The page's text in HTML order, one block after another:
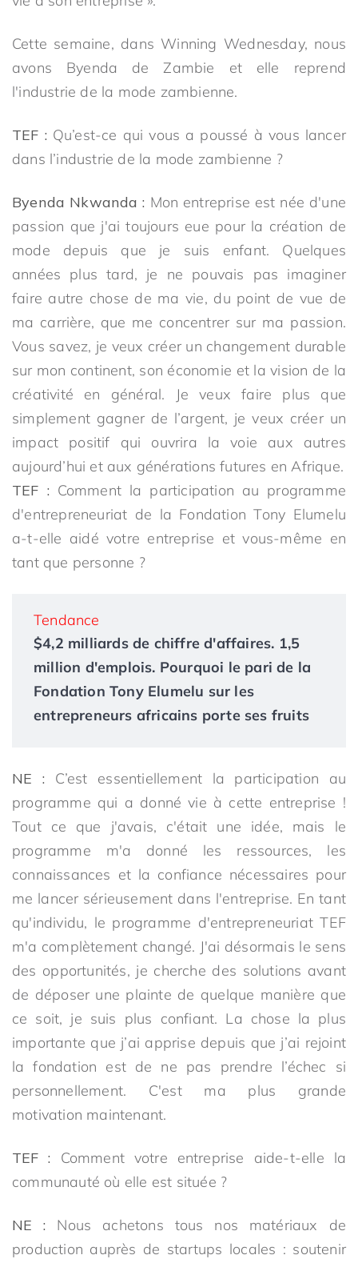
Cette semaine, dans Winning Wednesday, nous
avons Byenda de Zambie et elle reprend
l'industrie de la mode zambienne.
TEF :Qu’est-ce qui vous a poussé à vous lancer
dans l’industrie de la mode zambienne ?
Byenda Nkwanda : Mon entreprise est née d'une
passion que j'ai toujours eue pour la création de
mode depuis que je suis enfant. Quelques
années plus tard, je ne pouvais pas imaginer
faire autre chose de ma vie, du point de vue de
ma carrière, que me concentrer sur ma passion.
Vous savez, je veux créer un changement durable
sur mon continent, son économie et la vision de la
créativité en général. Je veux faire plus que
simplement gagner de l’argent, je veux créer un
impact positif qui ouvrira la voie aux autres
aujourd’hui et aux générations futures en Afrique.
TEF : Comment la participation au programme
d'entrepreneuriat de la Fondation Tony Elumelu
a-t-elle aidé votre entreprise et vous-même en
tant que personne ?
Tendance
$4,2 milliards de chiffre d'affaires. 1,5
million d'emplois. Pourquoi le pari de la
Fondation Tony Elumelu sur les
entrepreneurs africains porte ses fruits
NE : C’est essentiellement la participation au
programme qui a donné vie à cette entreprise !
Tout ce que j'avais, c'était une idée, mais le
programme m'a donné les ressources, les
connaissances et la confiance nécessaires pour
me lancer sérieusement dans l'entreprise. En tant
qu'individu, le programme d'entrepreneuriat TEF
m'a complètement changé. J'ai désormais le sens
des opportunités, je cherche des solutions avant
de déposer une plainte de quelque manière que
ce soit, je suis plus confiant. La chose la plus
importante que j’ai apprise depuis que j’ai rejoint
la fondation est de ne pas prendre l’échec si
personnellement. C'est ma plus grande
motivation maintenant.
TEF : Comment votre entreprise aide-t-elle la
communauté où elle est située ?
NE : Nous achetons tous nos matériaux de
production auprès de startups locales : soutenir